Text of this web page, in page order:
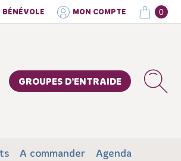
BÉNÉVOLE MON COMPTE 0
GROUPES D’ENTRAIDE
A commander Agenda